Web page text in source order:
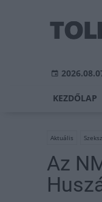
KEZDŐLAP
Aktuális
Az